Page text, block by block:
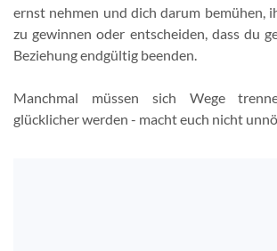
ernst nehmen und dich darum bemühen,
zu gewinnen oder entscheiden, dass du
Beziehung endgültig beenden.
Manchmal müssen sich Wege
glücklicher werden - macht euch nicht